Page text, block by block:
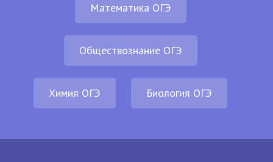
Математика ОГЭ
Обществознание ОГЭ
Химия ОГЭ Биология ОГЭ